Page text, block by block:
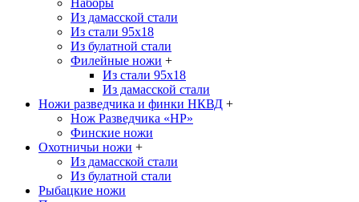
Из дамасской стали
Из стали 95х18
Из булатной стали
Филейные ножи +
Из стали 95х18
Из дамасской стали
Ножи разведчика и финки НКВД +
Нож Разведчика «НР»
Финские ножи
Охотничьи ножи +
Из дамасской стали
Из булатной стали
Рыбацкие ножи